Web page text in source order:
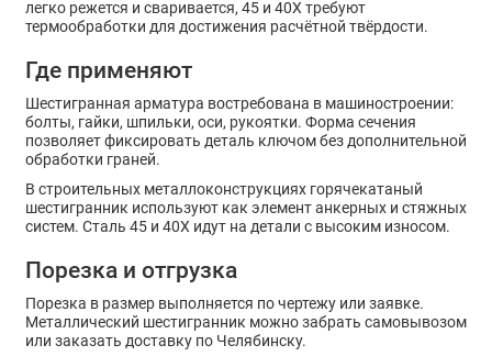
легко режется и сваривается, 45 и 40Х требуют
термообработки для достижения расчётной твёрдости.
Где применяют
Шестигранная арматура востребована в машиностроении:
болты, гайки, шпильки, оси, рукоятки. Форма сечения
позволяет фиксировать деталь ключом без дополнительной
обработки граней.
В строительных металлоконструкциях горячекатаный
шестигранник используют как элемент анкерных и стяжных
систем. Сталь 45 и 40Х идут на детали с высоким износом.
Порезка и отгрузка
Порезка в размер выполняется по чертежу или заявке.
Металлический шестигранник можно забрать самовывозом
или заказать доставку по Челябинску.